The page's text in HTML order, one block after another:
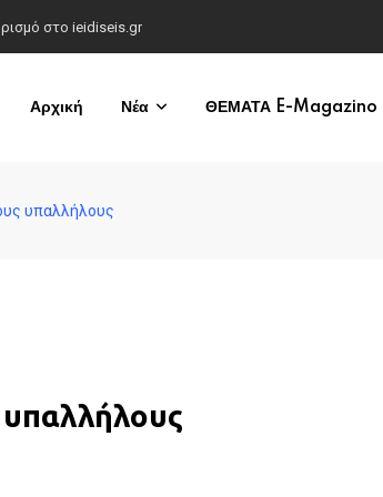
στο ieidiseis.gr
Αρχική Νέα ΘΕΜΑΤΑ E-Magazino
υπαλλήλους